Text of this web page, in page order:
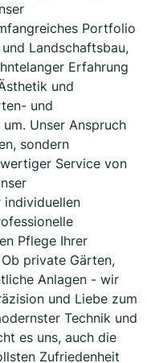
Portfolio
Landschaftsbau,
Erfahrung
und
und
Unser Anspruch
sondern
Service von
individuellen
Pflege Ihrer
private Gärten,
Anlagen - wir
und Liebe zum
Technik und
es uns, auch die
Zufriedenheit